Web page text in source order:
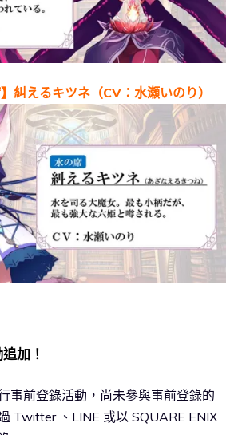
糾えるキツネ（CV：水瀬いのり）
加！
事前登錄活動，尚未參與事前登錄的
Twitter 、LINE 或以 SQUARE ENIX